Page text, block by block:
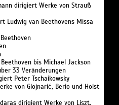
dirigiert Werke von Strauß
Ludwig van Beethovens Missa
bis Michael Jackson
33 Veränderungen
Peter Tschaikowsky
von Glojnarić, Berio und Holst
dirigient Werke von Liszt,